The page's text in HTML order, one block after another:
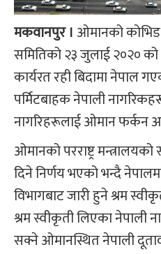
मकवानपुर । ओमानको
समितिको २३ जुलाई २०२० को
कार्यरत रही बिदामा नेपाल
पर्मिटबाहक नेपाली
नागरिहरूलाई ओमान फर्कन
ओमानको परराष्ट्र
दिने निर्णय भएको भन्दै
विभागबाट जारी हुने श्रम
श्रम स्वीकृती लिएका
सक्ने ओमानस्थित नेपाली